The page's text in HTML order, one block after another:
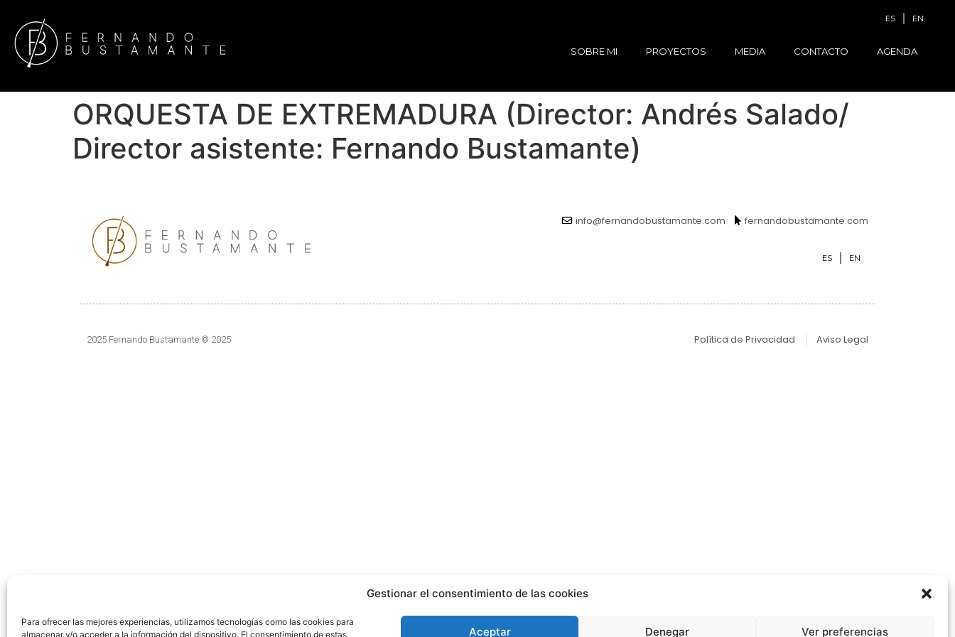
Gestionar el consentimiento de las cookies
Para ofrecer las mejores experiencias, utilizamos tecnologías como las cookies para
almacenar y/o acceder a la información del dispositivo. El consentimiento de estas
Aceptar Denegar Ver preferencias
ES EN
SOBRE MI PROYECTOS MEDIA CONTACTO AGENDA
ORQUESTA DE EXTREMADURA (Director: Andrés Salado/
Director asistente: Fernando Bustamante)
info@fernandobustamante.com fernandobustamante.com
ES EN
2025 Fernando Bustamante © 2025 Política de Privacidad Aviso Legal